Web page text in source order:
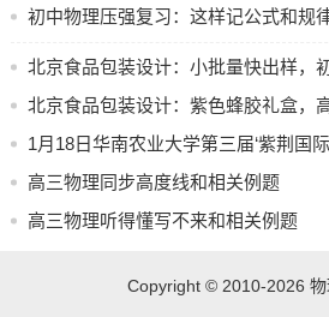
挤，2026年考生如何应对？
初中物理压强复习：这样记公式和规
不丢分
北京食品包装设计：小批量快出样，
试错零压力
北京食品包装设计：紫色蜂胶礼盒，
一眼贵
1月18日华南农业大学第三届‘紫荆国
者’论坛开幕
高三物理同步高度线和相关例题
高三物理听得懂写不来和相关例题
Copyright © 2010-2026